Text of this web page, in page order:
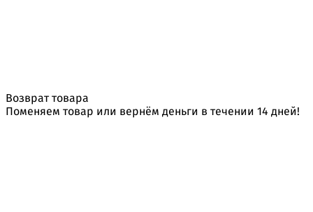
Возврат товара
Поменяем товар или вернём деньги в течении 14 дней!